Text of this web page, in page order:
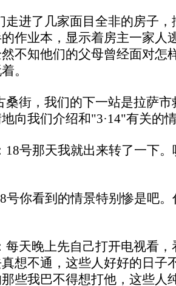
走进了几家面目全非的房子，
作业本，显示着房主一家人
不知他们的父母曾经面对怎
。
桑街，我们的下一站是拉萨
向我们介绍和"3·14"有关的
18号那天我就出来转了一下
号你看到的情景特别惨是吧。
每天晚上先自己打开电视看
想不通，这些人好好的日子
些我巴不得想打他，这些人